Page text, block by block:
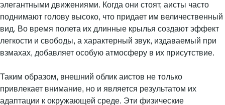
элегантными движениями. Когда они стоят, аисты часто
поднимают голову высоко, что придает им величественный
вид. Во время полета их длинные крылья создают эффект
легкости и свободы, а характерный звук, издаваемый при
взмахах, добавляет особую атмосферу в их присутствие.
Таким образом, внешний облик аистов не только
привлекает внимание, но и является результатом их
адаптации к окружающей среде. Эти физические